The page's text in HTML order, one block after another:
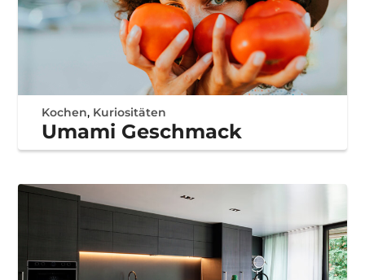
Kochen, Kuriositäten
Umami Geschmack